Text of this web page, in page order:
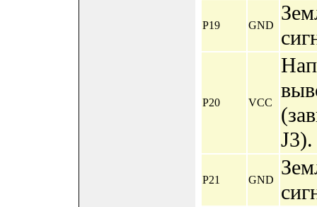
P19 GND
P20 VCC
J3).
P21 GND